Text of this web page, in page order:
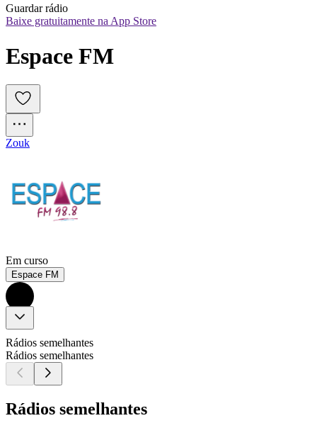
Guardar rádio
Baixe gratuitamente na App Store
Espace FM
Zouk
Em curso
Espace FM
Rádios semelhantes
Rádios semelhantes
Rádios semelhantes